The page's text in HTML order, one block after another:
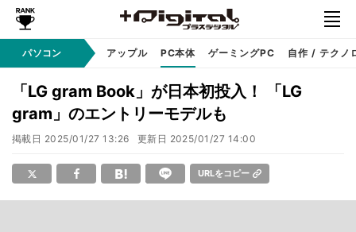
パソコンWindows アップル PC本体 ゲーミングPC 自作 / テクノ
「LG gram Book」が日本初投入！ 「LG
gram」のエントリーモデルも
掲載日 2025/01/27 13:26 更新日 2025/01/27 14:00
URLをコピー